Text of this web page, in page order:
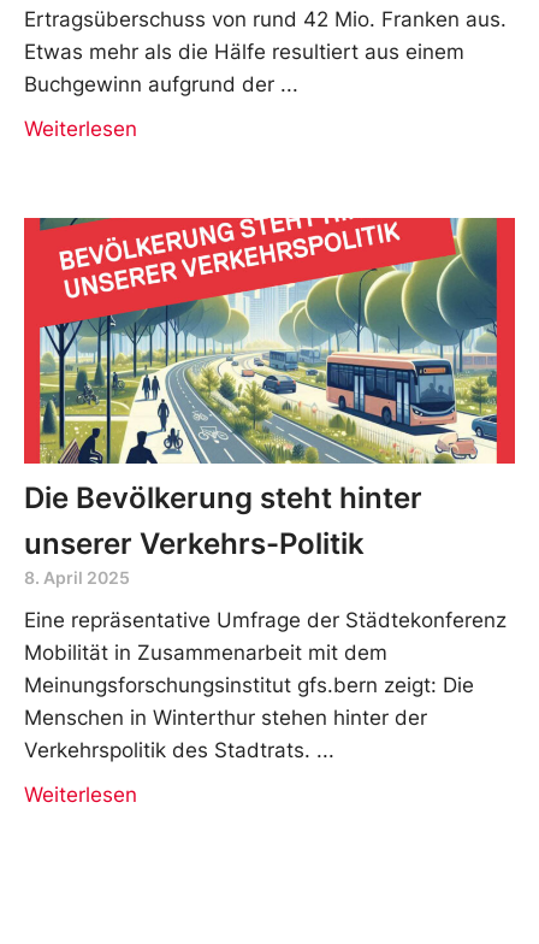
Ertragsüberschuss von rund 42 Mio. Franken aus.
Etwas mehr als die Hälfe resultiert aus einem
Buchgewinn aufgrund der
Weiterlesen
Die Bevölkerung steht hinter
unserer Verkehrs-Politik
8. April 2025
Eine repräsentative Umfrage der Städtekonferenz
Mobilität in Zusammenarbeit mit dem
Meinungsforschungsinstitut gfs.bern zeigt: Die
Menschen in Winterthur stehen hinter der
Verkehrspolitik des Stadtrats.
Weiterlesen